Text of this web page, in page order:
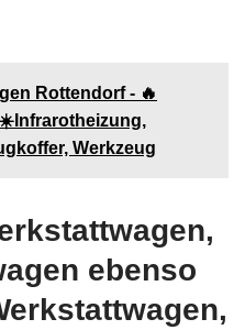
Rottendorf - 🔥
Werkzeug
ebenso